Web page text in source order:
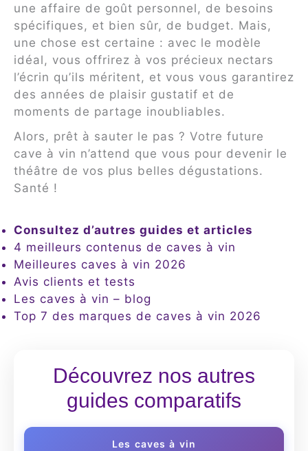
une affaire de goût personnel, de besoins
spécifiques, et bien sûr, de budget. Mais,
une chose est certaine : avec le modèle
idéal, vous offrirez à vos précieux nectars
l’écrin qu’ils méritent, et vous vous garantirez
des années de plaisir gustatif et de
moments de partage inoubliables.
Alors, prêt à sauter le pas ? Votre future
cave à vin n’attend que vous pour devenir le
théâtre de vos plus belles dégustations.
Santé !
Consultez d’autres guides et articles
4 meilleurs contenus de caves à vin
Meilleures caves à vin 2026
Avis clients et tests
Les caves à vin – blog
Top 7 des marques de caves à vin 2026
Découvrez nos autres
guides comparatifs
Les caves à vin